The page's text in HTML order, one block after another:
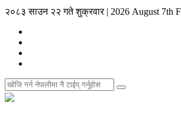
२०८३ साउन २२ गते शुक्रवार | 2026 August 7th